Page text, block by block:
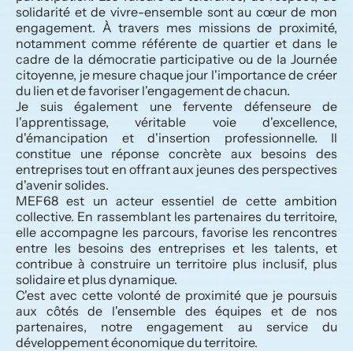
solidarité et de vivre-ensemble sont au cœur de mon
engagement. À travers mes missions de proximité,
notamment comme référente de quartier et dans le
cadre de la démocratie participative ou de la Journée
citoyenne, je mesure chaque jour l'importance de créer
du lien et de favoriser l'engagement de chacun.
Je suis également une fervente défenseure de
l'apprentissage, véritable voie d'excellence,
d'émancipation et d'insertion professionnelle. Il
constitue une réponse concrète aux besoins des
entreprises tout en offrant aux jeunes des perspectives
d'avenir solides.
MEF68 est un acteur essentiel de cette ambition
collective. En rassemblant les partenaires du territoire,
elle accompagne les parcours, favorise les rencontres
entre les besoins des entreprises et les talents, et
contribue à construire un territoire plus inclusif, plus
solidaire et plus dynamique.
C'est avec cette volonté de proximité que je poursuis
aux côtés de l'ensemble des équipes et de nos
partenaires, notre engagement au service du
développement économique du territoire.